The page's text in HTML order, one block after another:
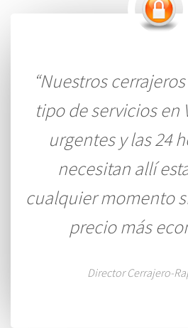
“Nuestros
tipo de servicios en
urgentes y las 24
necesitan allí
cualquier momento
precio más
Director Cerrajero-